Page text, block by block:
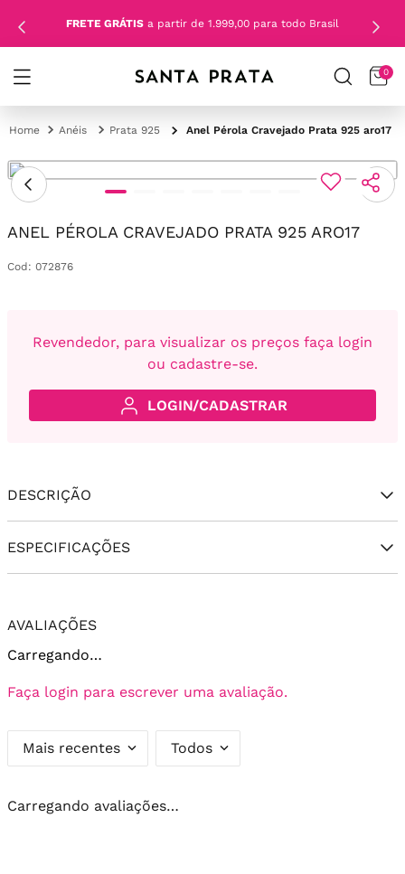
FRETE GRÁTIS a partir de 1.999,00 para todo Brasil
0
Anéis Prata 925 Anel Pérola Cravejado Prata 925 aro17
ANEL PÉROLA CRAVEJADO PRATA 925 ARO17
Cod : 072876
Revendedor, para visualizar os preços faça login
ou cadastre-se.
LOGIN/CADASTRAR
DESCRIÇÃO
ESPECIFICAÇÕES
AVALIAÇÕES
Carregando…
Faça login para escrever uma avaliação.
Mais recentes Todos
Carregando avaliações…